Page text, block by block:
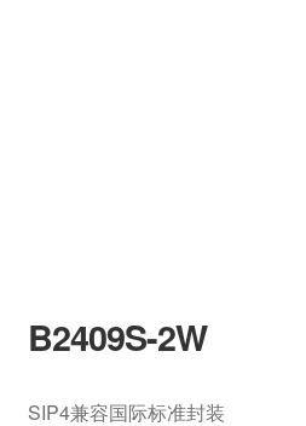
B2409S-2W
SIP4兼容国际标准封装